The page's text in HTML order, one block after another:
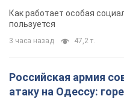
поселился
Как работает особая
пользуется
3 часа назад 47,2 т.
Российская армия
атаку на Одессу: